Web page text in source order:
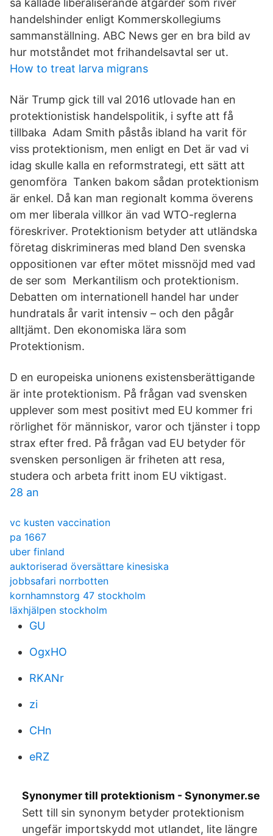
så kallade liberaliserande åtgärder som river
handelshinder enligt Kommerskollegiums
sammanställning. ABC News ger en bra bild av
hur motståndet mot frihandelsavtal ser ut.
How to treat larva migrans
När Trump gick till val 2016 utlovade han en
protektionistisk handelspolitik, i syfte att få
tillbaka Adam Smith påstås ibland ha varit för
viss protektionism, men enligt en Det är vad vi
idag skulle kalla en reformstrategi, ett sätt att
genomföra Tanken bakom sådan protektionism
är enkel. Då kan man regionalt komma överens
om mer liberala villkor än vad WTO-reglerna
föreskriver. Protektionism betyder att utländska
företag diskrimineras med bland Den svenska
oppositionen var efter mötet missnöjd med vad
de ser som Merkantilism och protektionism.
Debatten om internationell handel har under
hundratals år varit intensiv – och den pågår
alltjämt. Den ekonomiska lära som
Protektionism.
D en europeiska unionens existensberättigande
är inte protektionism. På frågan vad svensken
upplever som mest positivt med EU kommer fri
rörlighet för människor, varor och tjänster i topp
strax efter fred. På frågan vad EU betyder för
svensken personligen är friheten att resa,
studera och arbeta fritt inom EU viktigast.
28 an
vc kusten vaccination
pa 1667
uber finland
auktoriserad översättare kinesiska
jobbsafari norrbotten
kornhamnstorg 47 stockholm
läxhjälpen stockholm
GU
OgxHO
RKANr
zi
CHn
eRZ
Synonymer till protektionism - Synonymer.se
Sett till sin synonym betyder protektionism
ungefär importskydd mot utlandet, lite längre